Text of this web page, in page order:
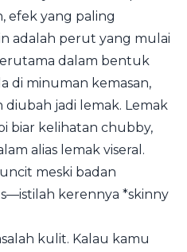
efek yang paling
adalah perut yang mulai
dalam bentuk
di minuman kemasan,
diubah jadi lemak. Lemak
biar kelihatan chubby,
alias lemak viseral.
meski badan
kerennya *skinny
kulit. Kalau kamu